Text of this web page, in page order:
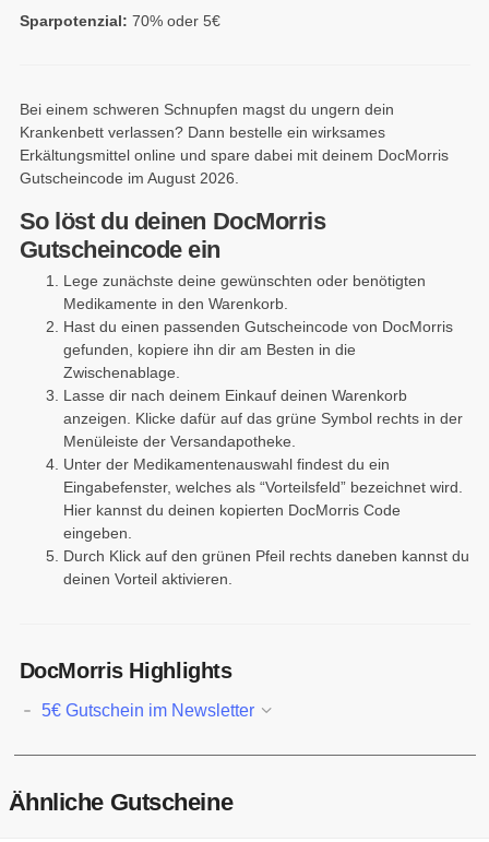
Sparpotenzial: 70% oder 5€
Bei einem schweren Schnupfen magst du ungern dein
Krankenbett verlassen? Dann bestelle ein wirksames
Erkältungsmittel online und spare dabei mit deinem DocMorris
Gutscheincode im August 2026.
So löst du deinen DocMorris
Gutscheincode ein
Lege zunächste deine gewünschten oder benötigten
Medikamente in den Warenkorb.
Hast du einen passenden Gutscheincode von DocMorris
gefunden, kopiere ihn dir am Besten in die
Zwischenablage.
Lasse dir nach deinem Einkauf deinen Warenkorb
anzeigen. Klicke dafür auf das grüne Symbol rechts in der
Menüleiste der Versandapotheke.
Unter der Medikamentenauswahl findest du ein
Eingabefenster, welches als “Vorteilsfeld” bezeichnet wird.
Hier kannst du deinen kopierten DocMorris Code
eingeben.
Durch Klick auf den grünen Pfeil rechts daneben kannst du
deinen Vorteil aktivieren.
DocMorris Highlights
5€ Gutschein im Newsletter
Ähnliche Gutscheine